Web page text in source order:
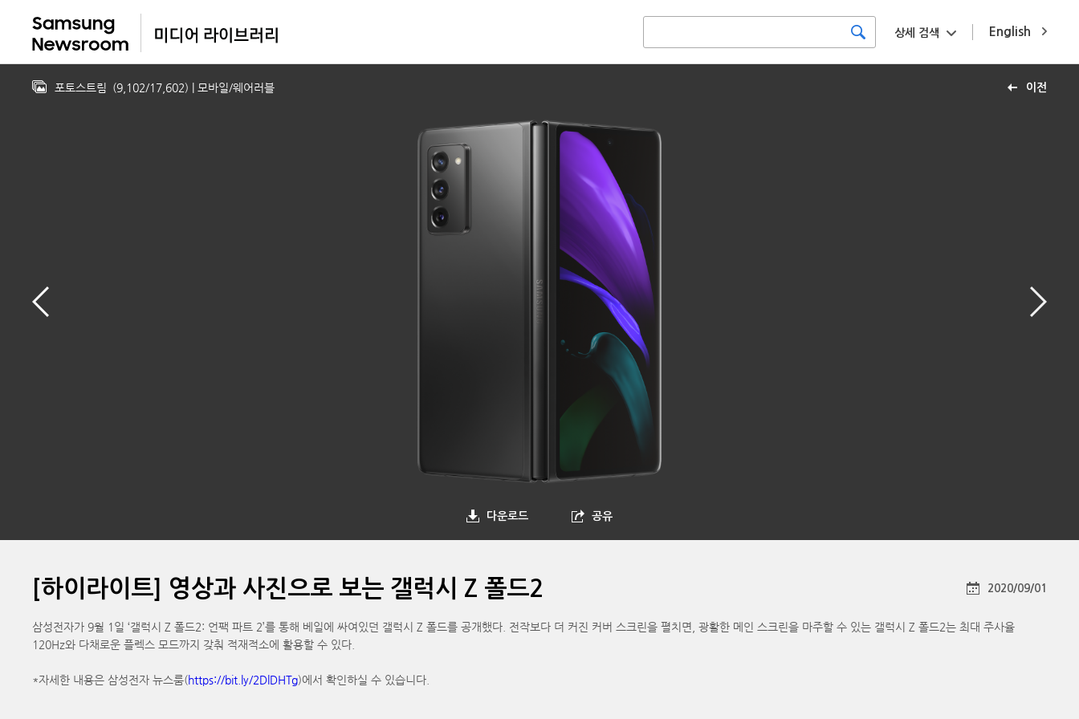
English
상세 검색
이전
포토스트림 (9,102/17,602) | 모바일/웨어러블
다운로드 공유
[하이라이트] 영상과 사진으로 보는 갤럭시 Z 폴드2 2020/09/01
삼성전자가 9월 1일 ‘갤럭시 Z 폴드2: 언팩 파트 2’를 통해 베일에 싸여있던 갤럭시 Z 폴드를 공개했다. 전작보다 더 커진 커버 스크린을 펼치면, 광활한 메인 스크린을 마주할 수 있는 갤럭시 Z 폴드2는 최대 주사율
120Hz와 다채로운 플렉스 모드까지 갖춰 적재적소에 활용할 수 있다.
*자세한 내용은 삼성전자 뉴스룸(https://bit.ly/2DlDHTg)에서 확인하실 수 있습니다.